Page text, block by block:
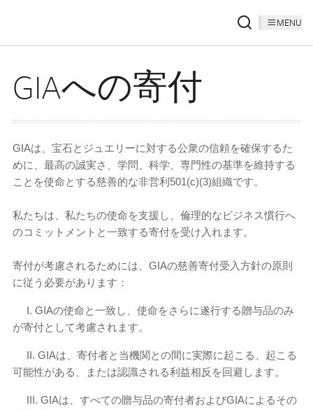
MENU
GIAへの寄付
GIAは、宝石とジュエリーに対する公衆の信頼を確保するた
めに、最高の誠実さ、学問、科学、専門性の基準を維持する
ことを使命とする慈善的な非営利501(c)(3)組織です。
私たちは、私たちの使命を支援し、倫理的なビジネス慣行へ
のコミットメントと一致する寄付を受け入れます。
寄付が考慮されるためには、GIAの慈善寄付受入方針の原則
に従う必要があります：
I. GIAの使命と一致し、使命をさらに遂行する贈与品のみ
が寄付として考慮されます。
II. GIAは、寄付者と当機関との間に実際に起こる、起こる
可能性がある、または認識される利益相反を回避します。
III. GIAは、すべての贈与品の寄付者およびGIAによるその